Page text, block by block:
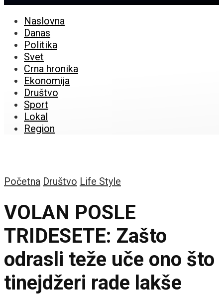
Naslovna
Danas
Politika
Svet
Crna hronika
Ekonomija
Društvo
Sport
Lokal
Region
Početna Društvo Life Style
VOLAN POSLE
TRIDESETE: Zašto
odrasli teže uče ono što
tinejdžeri rade lakše